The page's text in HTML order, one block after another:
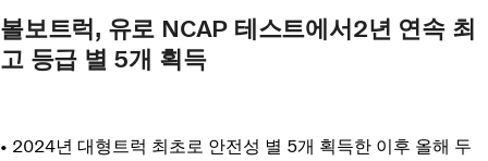
볼보트럭, 유로 NCAP 테스트에서2년 연속 최
고 등급 별 5개 획득
• 2024년 대형트럭 최초로 안전성 별 5개 획득한 이후 올해 두